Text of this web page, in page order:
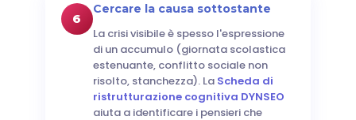
6
Cercare la causa sottostante
La crisi visibile è spesso l'espressione
di un accumulo (giornata scolastica
estenuante, conflitto sociale non
risolto, stanchezza). La Scheda di
ristrutturazione cognitiva DYNSEO
aiuta a identificare i pensieri che